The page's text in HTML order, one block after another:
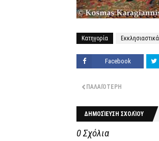
Κατηγορία Εκκλησιαστικά
Facebook
ΠΑΛΑΙΌΤΕΡΗ
ΔΗΜΟΣΊΕΥΣΗ ΣΧΟΛΊΟΥ
0 Σχόλια